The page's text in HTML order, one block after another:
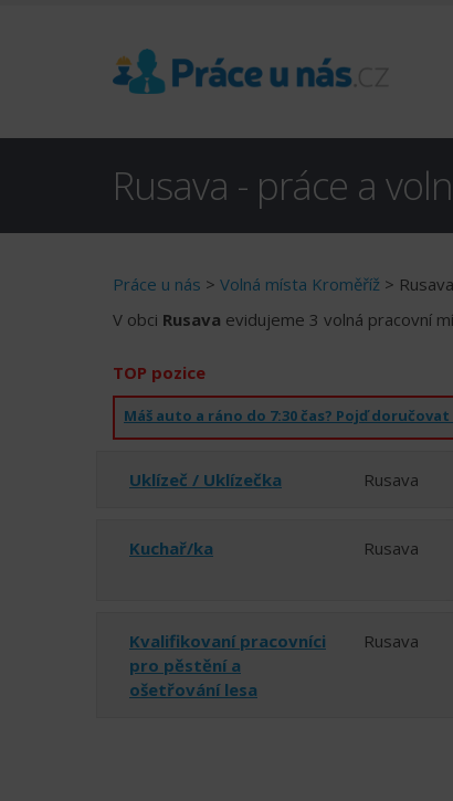
Rusava - práce a
Práce u nás > Volná místa Kroměříž > Rusava
V obci Rusava evidujeme 3 volná pracovní
TOP pozice
Uklízeč / Uklízečka Rusava
Kuchař/ka Rusava
Kvalifikovaní pracovníci
pro pěstění a
ošetřování lesa
Rusava